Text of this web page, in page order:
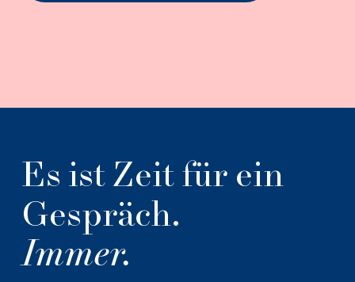
Es ist Zeit für ein
Gespräch.
Immer.